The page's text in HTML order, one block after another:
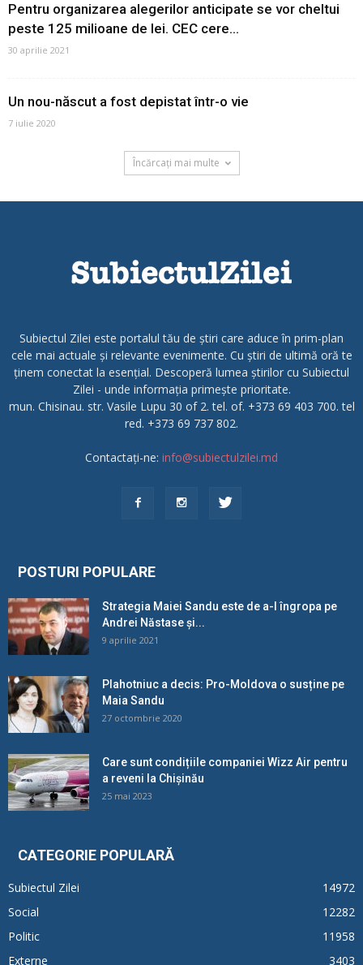
Pentru organizarea alegerilor anticipate se vor cheltui
peste 125 milioane de lei. CEC cere...
30 aprilie 2021
Un nou-născut a fost depistat într-o vie
7 iulie 2020
Încărcați mai multe
Subiectul Zilei este portalul tău de știri care aduce în prim-plan
cele mai actuale și relevante evenimente. Cu știri de ultimă oră te
ținem conectat la esențial. Descoperă lumea știrilor cu Subiectul
Zilei - unde informația primește prioritate.
mun. Chisinau. str. Vasile Lupu 30 of 2. tel. of. +373 69 403 700. tel
red. +373 69 737 802.
Contactați-ne: info@subiectulzilei.md
POSTURI POPULARE
Strategia Maiei Sandu este de a-l îngropa pe
Andrei Năstase și...
9 aprilie 2021
Plahotniuc a decis: Pro-Moldova o susține pe
Maia Sandu
27 octombrie 2020
Care sunt condițiile companiei Wizz Air pentru
a reveni la Chișinău
25 mai 2023
CATEGORIE POPULARĂ
Subiectul Zilei
14972
Social
12282
Politic
11958
Externe
3403